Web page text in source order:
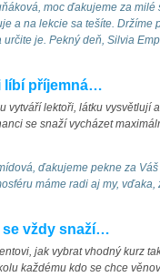
moc ďakujeme za
a na lekcie sa tešíte. Držíme
je. Pekný deň, Silvia
líbí příjemná…
vytváří lektoři, látku vysvětlují
se snaží vycházet
ďakujeme pekne za
máme radi aj my,
se vždy snaží…
jak vybrat vhodný kurz
každému kdo se chce